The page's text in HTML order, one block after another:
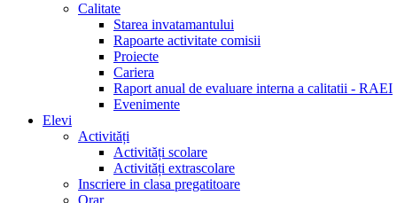
Calitate
Starea invatamantului
Rapoarte activitate comisii
Proiecte
Cariera
Raport anual de evaluare interna a calitatii - RAEI
Evenimente
Elevi
Activități
Activități scolare
Activități extrascolare
Inscriere in clasa pregatitoare
Orar